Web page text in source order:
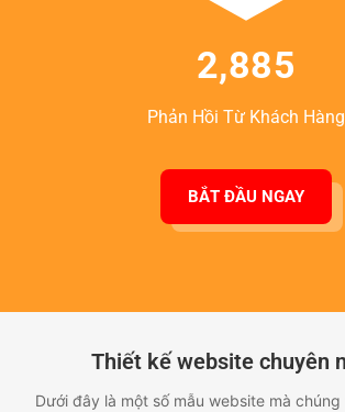
2,885
Phản Hồi Từ Khách Hàng
BẮT ĐẦU NGAY
Thiết kế website chuyên
Dưới đây là một số mẫu website mà